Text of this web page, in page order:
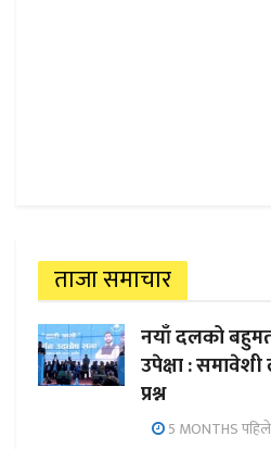
ताजा समाचार
नयाँ दलको
उपेक्षा : समावेशी
प्रश्न
5 MONTHS पहिले